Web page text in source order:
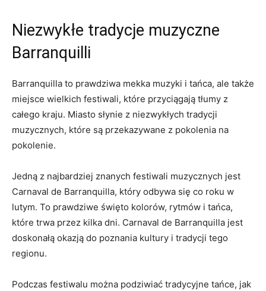
Niezwykłe tradycje muzyczne
Barranquilli
Barranquilla to prawdziwa mekka muzyki i tańca, ale ⁤także
miejsce ‌wielkich festiwali, ⁤które przyciągają ‍tłumy z
⁤całego kraju. Miasto słynie z ⁣niezwykłych‍ tradycji
muzycznych, które ​są przekazywane⁢ z pokolenia ⁢na
pokolenie.
Jedną z najbardziej znanych festiwali muzycznych jest
Carnaval de Barranquilla, który odbywa‍ się ​co roku w
lutym. To prawdziwe święto kolorów, rytmów i tańca,
które trwa przez kilka dni. Carnaval⁤ de Barranquilla jest
doskonałą okazją do poznania kultury i⁣ tradycji tego
regionu.
Podczas festiwalu można ⁣podziwiać tradycyjne ‍tańce,⁢ jak